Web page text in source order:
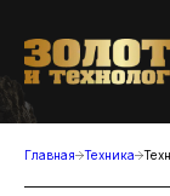
Главная Техника